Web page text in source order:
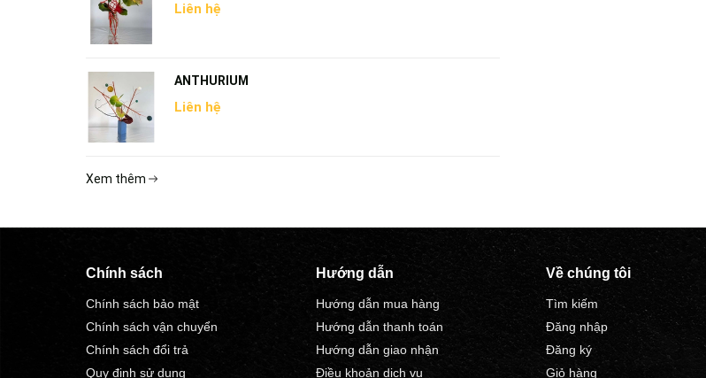
Liên hệ
ANTHURIUM
Liên hệ
Xem thêm
Chính sách
Chính sách bảo mật
Chính sách vận chuyển
Chính sách đổi trả
Quy định sử dụng
Hướng dẫn
Hướng dẫn mua hàng
Hướng dẫn thanh toán
Hướng dẫn giao nhận
Điều khoản dịch vụ
Về chúng tôi
Tìm kiếm
Đăng nhập
Đăng ký
Giỏ hàng